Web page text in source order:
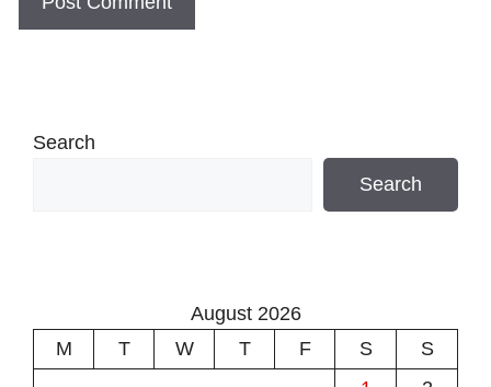
Search
Search
August 2026
M
T W T F S
S